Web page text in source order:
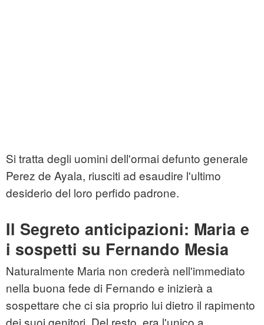
Si tratta degli uomini dell'ormai defunto generale
Perez de Ayala, riusciti ad esaudire l'ultimo
desiderio del loro perfido padrone.
Il Segreto anticipazioni: Maria e
i sospetti su Fernando Mesia
Naturalmente Maria non crederà nell'immediato
nella buona fede di Fernando e inizierà a
sospettare che ci sia proprio lui dietro il rapimento